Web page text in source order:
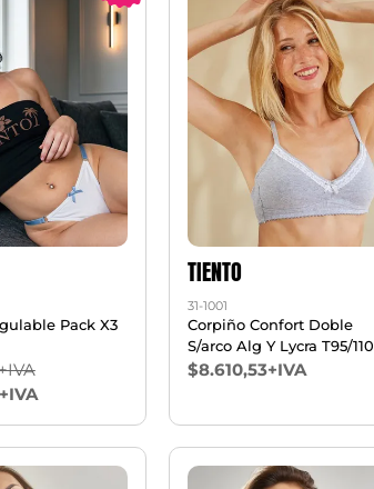
Pack X3
TIENTO
31-1001
Corpiño Confort Doble
S/arco Alg Y Lycra T95/110
$8.610,53+IVA